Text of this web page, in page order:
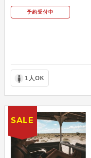
予約受付中
1人OK
SALE